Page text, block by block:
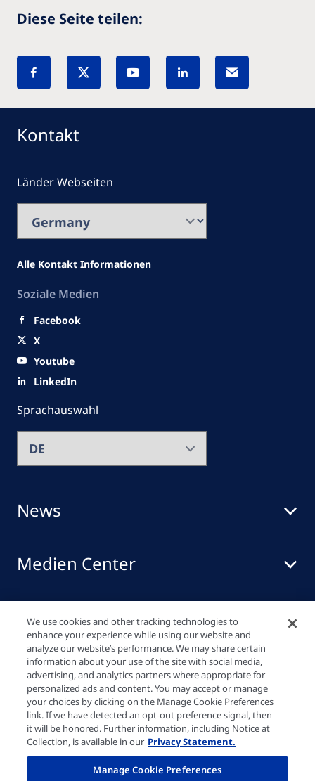
Diese Seite teilen:
News
Medien Center
Events
Quick links
Kontakt
Länder Webseiten
Alle Kontakt Informationen
Soziale Medien
Facebook
X
Youtube
LinkedIn
Sprachauswahl
Datenschutzrichtlinie
Cookie-Einstellungen
We use cookies and other tracking technologies to
enhance your experience while using our website and
analyze our website’s performance. We may share certain
information about your use of the site with social media,
advertising, and analytics partners where appropriate for
personalized ads and content. You may accept or manage
your choices by clicking on the Manage Cookie Preferences
link. If we have detected an opt-out preference signal, then
it will be honored. Further information, including Notice at
Collection, is available in our Privacy Statement.
Manage Cookie Preferences